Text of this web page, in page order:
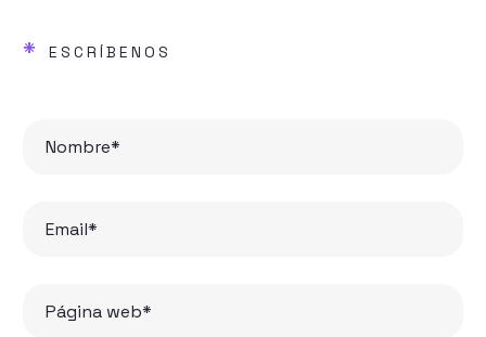
* ESCRÍBENOS